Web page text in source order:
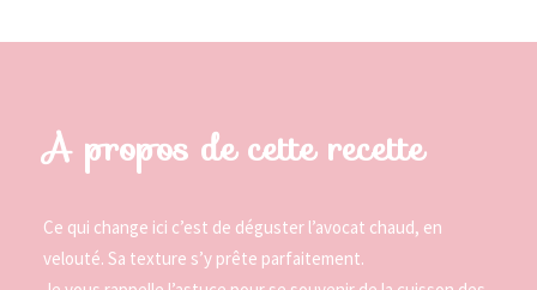
A propos de cette recette
Ce qui change ici c’est de déguster l’avocat chaud, en
velouté. Sa texture s’y prête parfaitement.